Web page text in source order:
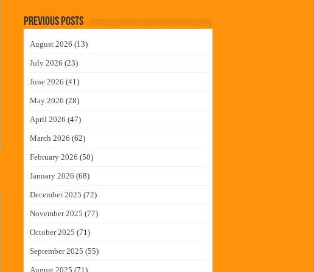
Previous Posts
August 2026 (13)
July 2026 (23)
June 2026 (41)
May 2026 (28)
April 2026 (47)
March 2026 (62)
February 2026 (50)
January 2026 (68)
December 2025 (72)
November 2025 (77)
October 2025 (71)
September 2025 (55)
August 2025 (71)